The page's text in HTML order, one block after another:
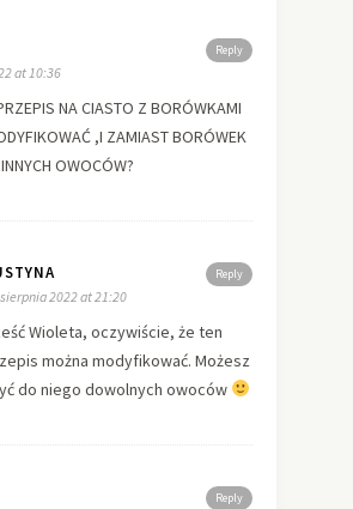
Reply
at 10:36
NA CIASTO Z BORÓWKAMI
,I ZAMIAST BORÓWEK
OWOCÓW?
Reply
sierpnia 2022 at 21:20
Wioleta, oczywiście, że ten
można modyfikować. Możesz
do niego dowolnych owoców
Reply